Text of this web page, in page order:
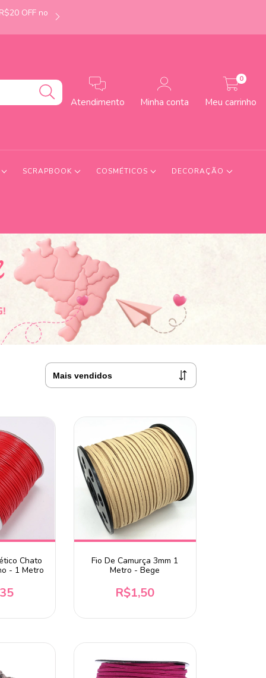
OFF no
Atendimento Minha conta Meu carrinho
0
SCRAPBOOK COSMÉTICOS DECORAÇÃO
Chato
- 1 Metro
Fio De Camurça 3mm 1
Metro - Bege
R$1,50